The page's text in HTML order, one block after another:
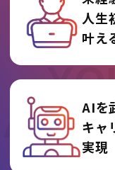
AT
人生
叶え
AIを
キャ
実現